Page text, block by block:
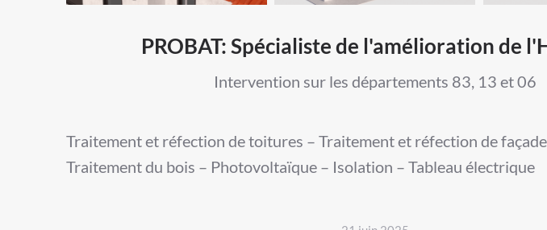
PROBAT: Spécialiste de l'amélioration de
Intervention sur les départements 83, 13 et 06
Traitement et réfection de toitures – Traitement et réfection de
Traitement du bois – Photovoltaïque – Isolation – Tableau électrique